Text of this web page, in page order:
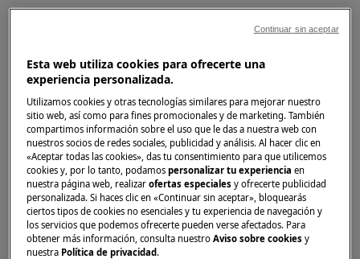
Para desactivar esa alarma pulse
simultáneamente estos dos botones
Antes de activar la función de limpieza pirolítica:
1. Retire los soportes de los estantes y los
railes telescópicos.
Esta web utiliza cookies para ofrecerte una
experiencia personalizada.
Utilizamos cookies y otras tecnologías similares para mejorar nuestro
sitio web, así como para fines promocionales y de marketing. También
compartimos información sobre el uso que le das a nuestra web con
nuestros socios de redes sociales, publicidad y análisis. Al hacer clic en
«Aceptar todas las cookies», das tu consentimiento para que utilicemos
cookies y, por lo tanto, podamospersonalizar tu experienciaen
nuestra página web, realizarofertas especiales y ofrecerte publicidad
personalizada. Si haces clic en «Continuar sin aceptar», bloquearás
ciertos tipos de cookies no esenciales y tu experiencia de navegación y
los servicios que podemos ofrecerte pueden verse afectados. Para
obtener más información, consulta nuestroAviso sobre cookies y
nuestra Política de privacidad .
Continuar sin aceptar